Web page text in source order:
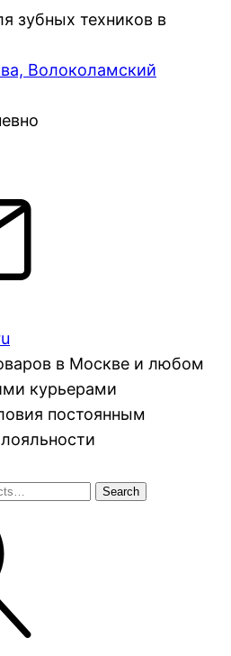
зубных техников в
Волоколамский
в Москве и любом
курьерами
постоянным
Search